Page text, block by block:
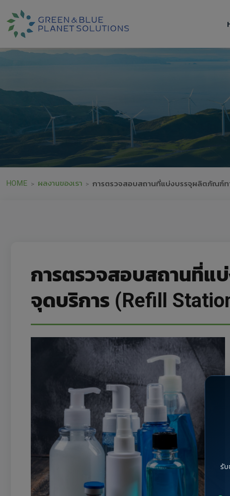
HOME > ผลงานของเรา > การตรวจสอบสถานที่แบ่งบรรจุผลิตภัณฑ์ท
การตรวจสอบสถานที่
จุดบริการ (Refill
รั